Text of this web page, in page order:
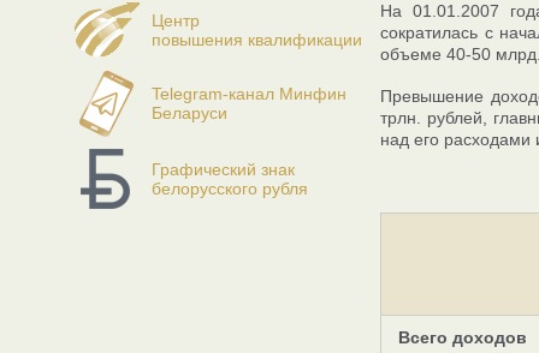
Центр
повышения квалификации
Telegram-канал Минфин
Беларуси
Графический знак
белорусского рубля
На 01.01.2007
сократилась с
объеме 40-50
Превышение
трлн. рублей,
над его расходами
Всего доходов